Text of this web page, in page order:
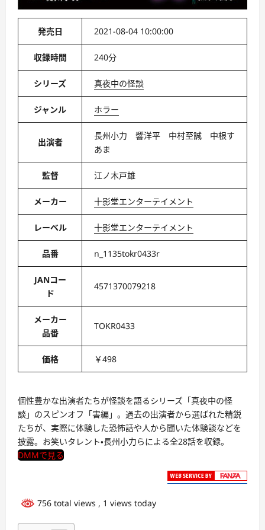
発売日 2021-08-04 10:00:00
収録時間 240分
シリーズ 真夜中の怪談
ジャンル ホラー
出演者
長州小力 響洋平 中村至誠 中根す
あま
監督 江ノ木戸雄
メーカー 十影堂エンターテイメント
レーベル 十影堂エンターテイメント
品番 n_1135tokr0433r
JANコー
ド
4571370079218
メーカー
品番
TOKR0433
価格 ￥498
個性豊かな出演者たちが怪談を語るシリーズ「真夜中の怪
談」のスピンオフ「害編」。過去の出演者から選ばれた精鋭
たちが、実際に体験した恐怖話や人から聞いた体験談などを
披露。お笑いタレント・長州小力らによる全28話を収録。
DMMで見る
756 total views , 1 views today